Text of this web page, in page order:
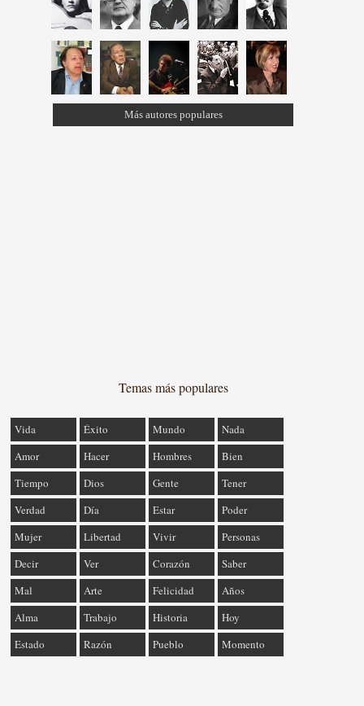
Más autores populares
Temas más populares
Vida Éxito Mundo
Nada
Amor
Hacer Hombres
Bien
Tiempo
Dios Gente
Tener
Verdad
Día Estar
Poder
Mujer
Libertad Vivir
Personas
Decir
Ver Corazón
Saber
Mal
Arte Felicidad
Años
Alma
Trabajo Historia
Hoy
Estado
Razón Pueblo Momento